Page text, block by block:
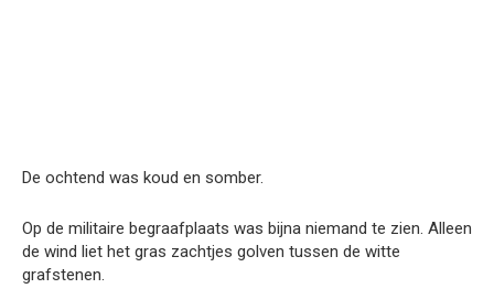
De ochtend was koud en somber.
Op de militaire begraafplaats was bijna niemand te zien. Alleen
de wind liet het gras zachtjes golven tussen de witte
grafstenen.